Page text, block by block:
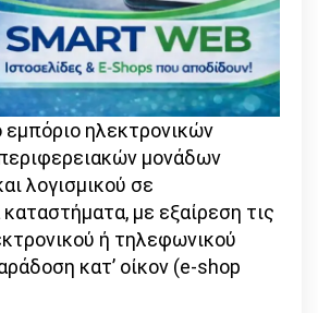
εμπόριο ηλεκτρονικών
μονάδων
λογισμικού σε
καταστήματα, με εξαίρεση τις
ή τηλεφωνικού
κατ’ οίκον (e-shop